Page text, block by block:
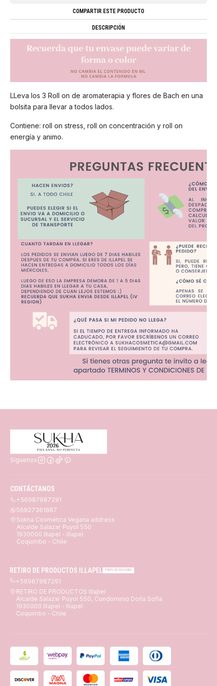
COMPARTIR ESTE PRODUCTO
DESCRIPCIÓN
LLeva los 3 Roll on de aromaterapia y flores de Bach en una
bolsita para llevar a todos lados.
Contiene: roll on stress, roll on concentración y roll on
energía y animo.
Síguenos
CONTÁCTANOS
+56987987291
56927361887
Sukha Cosmética Vegana address
Alcalde Salazar Puyol 550
1930000 Illapel - Illapel
Coquimbo - Chile
RETIRO DE PRODUCTOS ILLAPEL PUNTO DE RECOGIDA
+56987987291
RETIRO DE PRODUCTOS Illapel
Alcalde Salazar Puyol 550, Condominio Doña Sofia
1930000 Illapel - Illapel
Coquimbo - Chile